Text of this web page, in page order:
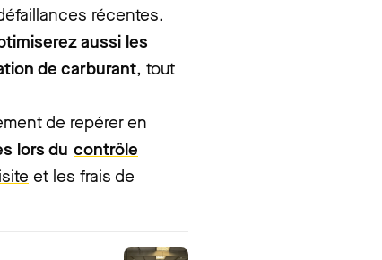
récentes.
aussi les
de carburant, tout
de repérer en
lors du contrôle
et les frais de